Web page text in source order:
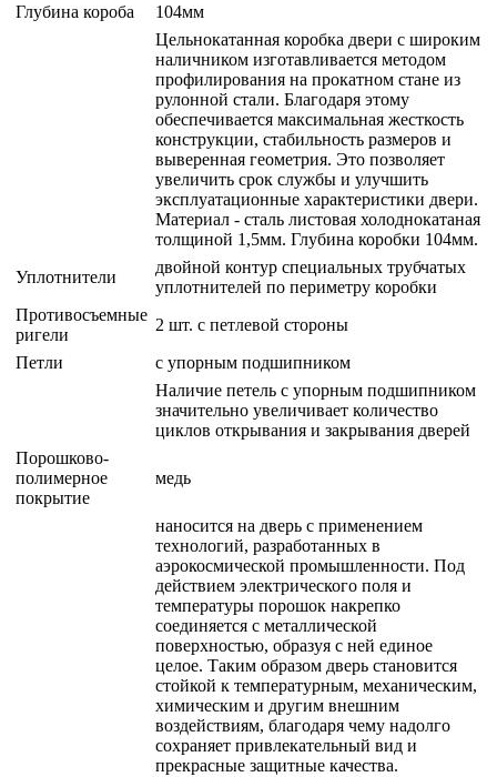
Глубина короба
104мм
Цельнокатанная коробка двери с широким
наличником изготавливается методом
профилирования на прокатном стане из
рулонной стали. Благодаря этому
обеспечивается максимальная жесткость
конструкции, стабильность размеров и
выверенная геометрия. Это позволяет
увеличить срок службы и улучшить
эксплуатационные характеристики двери.
Материал - сталь листовая холоднокатаная
толщиной 1,5мм. Глубина коробки 104мм.
Уплотнители
двойной контур специальных трубчатых
уплотнителей по периметру коробки
Противосъемные
ригели
2 шт. с петлевой стороны
Петли
с упорным подшипником
Наличие петель с упорным подшипником
значительно увеличивает количество
циклов открывания и закрывания дверей
Порошково-
полимерное
покрытие
медь
наносится на дверь с применением
технологий, разработанных в
аэрокосмической промышленности. Под
действием электрического поля и
температуры порошок накрепко
соединяется с металлической
поверхностью, образуя с ней единое
целое. Таким образом дверь становится
стойкой к температурным, механическим,
химическим и другим внешним
воздействиям, благодаря чему надолго
сохраняет привлекательный вид и
прекрасные защитные качества.